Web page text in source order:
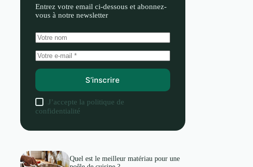
Entrez votre email ci-dessous et abonnez-
vous à notre newsletter
S’inscrire
J’accepte la politique de
confidentialité
Quel est le meilleur matériau pour une